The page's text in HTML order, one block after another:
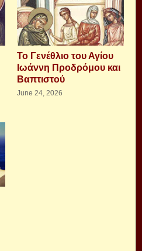
Το Γενέθλιο του Αγίου
Ιωάννη Προδρόμου και
Βαπτιστού
June 24, 2026